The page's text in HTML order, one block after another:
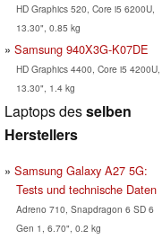
HD Graphics 520, Core i5 6200U,
13.30", 0.85 kg
Samsung 940X3G-K07DE
HD Graphics 4400, Core i5 4200U,
13.30", 1.4 kg
Laptops desselben
Herstellers
Samsung Galaxy A27 5G:
Tests und technische Daten
Adreno 710, Snapdragon 6 SD 6
Gen 1, 6.70", 0.2 kg